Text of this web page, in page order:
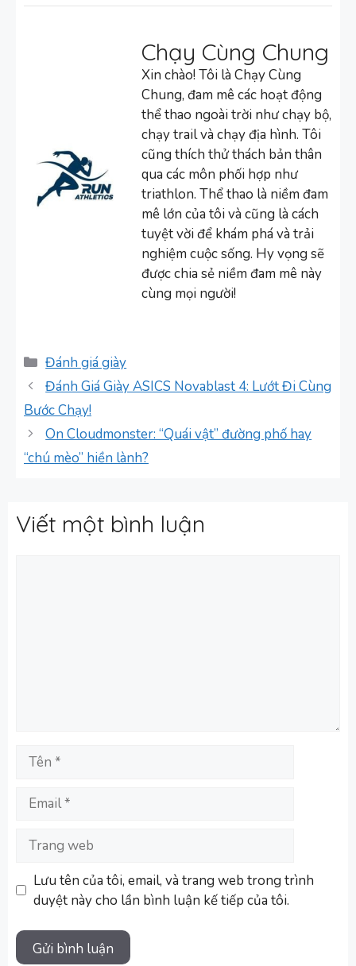
Chạy Cùng Chung
Xin chào! Tôi là Chạy Cùng
Chung, đam mê các hoạt động
thể thao ngoài trời như chạy bộ,
chạy trail và chạy địa hình. Tôi
cũng thích thử thách bản thân
qua các môn phối hợp như
triathlon. Thể thao là niềm đam
mê lớn của tôi và cũng là cách
tuyệt vời để khám phá và trải
nghiệm cuộc sống. Hy vọng sẽ
được chia sẻ niềm đam mê này
cùng mọi người!
Danh
mục
Đánh giá giày
Đánh Giá Giày ASICS Novablast 4: Lướt Đi Cùng
Bước Chạy!
On Cloudmonster: “Quái vật” đường phố hay
“chú mèo” hiền lành?
Viết một bình luận
Tên
Email
Trang
Lưu tên của tôi, email, và trang web trong trình
duyệt này cho lần bình luận kế tiếp của tôi.